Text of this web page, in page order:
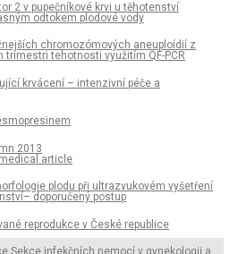
2 v pupečníkové krvi u těhotenství
odtokem plodové vody
chromozómových aneuploídií z
trimestri tehotnosti využitím QF-PCR
krvácení – intenzivní péče a
2013
article
plodu při ultrazvukovém vyšetření
doporučený postup
reprodukce v České republice
Sekce infekčních nemocí v gynekologii a